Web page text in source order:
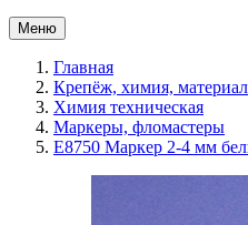
Меню
Главная
Крепёж, химия,
Химия техническая
Маркеры, фломастеры
E8750 Маркер 2-4 мм